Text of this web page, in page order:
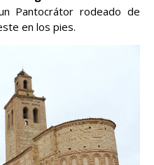
Pantocrátor rodeado de
en los pies.